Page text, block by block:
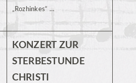
„Rozhinkes“ …
KONZERT ZUR
STERBESTUNDE
CHRISTI